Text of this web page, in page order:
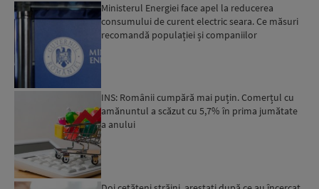
Ministerul Energiei face apel la reducerea
consumului de curent electric seara. Ce măsuri
recomandă populației și companiilor
INS: Românii cumpără mai puțin. Comerțul cu
amănuntul a scăzut cu 5,7% în prima jumătate
a anului